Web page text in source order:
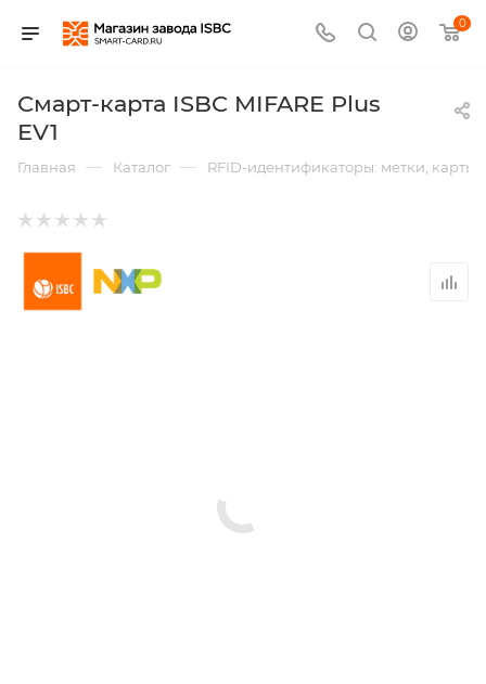
0
Смарт-карта ISBC MIFARE Plus
EV1
Главная — Каталог — RFID-идентификаторы: метки,